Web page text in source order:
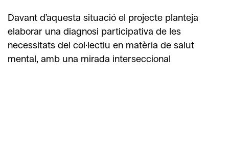
Davant d’aquesta situació el projecte planteja
elaborar una diagnosi participativa de les
necessitats del col·lectiu en matèria de salut
mental, amb una mirada interseccional